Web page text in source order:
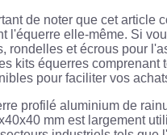
de noter que cet article
l'équerre elle-même. Si
rondelles et écrous pour
kits équerres comprenant
pour faciliter vos
profilé aluminium de
mm est largement